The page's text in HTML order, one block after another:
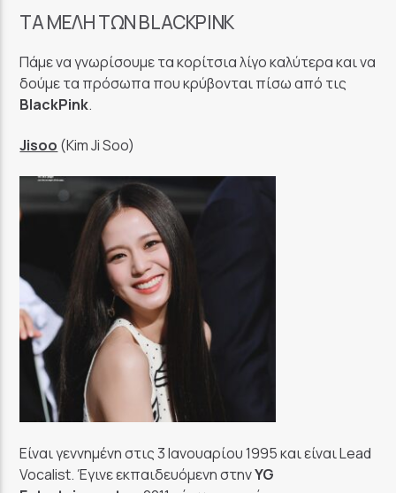
ΤΑ ΜΈΛΗ ΤΩΝ BLACKPINK
Πάμε να γνωρίσουμε τα κορίτσια λίγο καλύτερα και να
δούμε τα πρόσωπα που κρύβονται πίσω από τις
BlackPink.
Jisoo (Kim Ji Soo)
Είναι γεννημένη στις 3 Ιανουαρίου 1995 και είναι Lead
Vocalist. Έγινε εκπαιδευόμενη στηνYG